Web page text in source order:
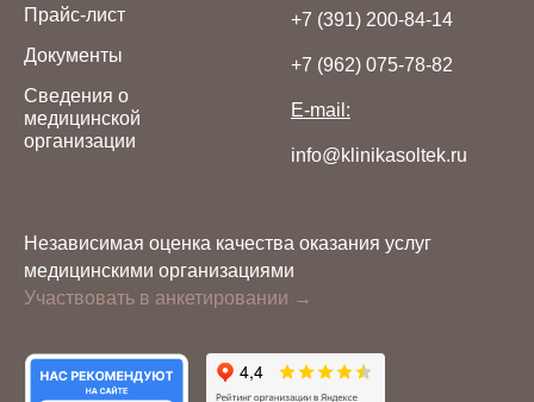
Прайс-лист
Документы
Сведения о
медицинской
организации
+7 (391) 200-84-14
+7 (962) 075-78-82
E-mail:
info@klinikasoltek.ru
Независимая оценка качества оказания услуг
медицинскими организациями
Участвовать в анкетировании →